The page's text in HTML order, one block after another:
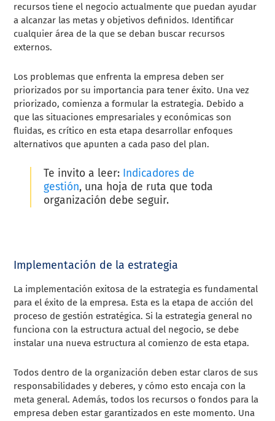
recursos tiene el negocio actualmente que puedan ayudar
a alcanzar las metas y objetivos definidos. Identificar
cualquier área de la que se deban buscar recursos
externos.
Los problemas que enfrenta la empresa deben ser
priorizados por su importancia para tener éxito. Una vez
priorizado, comienza a formular la estrategia. Debido a
que las situaciones empresariales y económicas son
fluidas, es crítico en esta etapa desarrollar enfoques
alternativos que apunten a cada paso del plan.
Te invito a leer: Indicadores de
gestión, una hoja de ruta que toda
organización debe seguir.
Implementación de la estrategia
La implementación exitosa de la estrategia es fundamental
para el éxito de la empresa. Esta es la etapa de acción del
proceso de gestión estratégica. Si la estrategia general no
funciona con la estructura actual del negocio, se debe
instalar una nueva estructura al comienzo de esta etapa.
Todos dentro de la organización deben estar claros de sus
responsabilidades y deberes, y cómo esto encaja con la
meta general. Además, todos los recursos o fondos para la
empresa deben estar garantizados en este momento. Una